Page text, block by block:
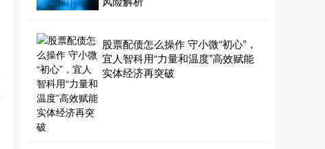
股票配债怎么操作 守小微“初心”，
宜人智科用“力量和温度”高效赋能
实体经济再突破